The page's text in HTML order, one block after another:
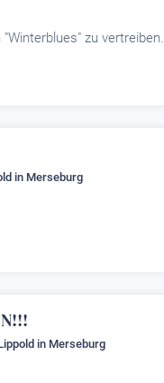
zu vertreiben.
in Merseburg
in Merseburg